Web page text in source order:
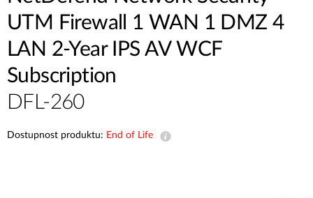
UTM Firewall 1 WAN 1 DMZ 4
LAN 2-Year IPS AV WCF
Subscription
DFL-260
Dostupnost produktu: End of Life